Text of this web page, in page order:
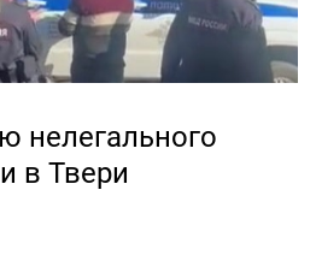
нелегального
в Твери